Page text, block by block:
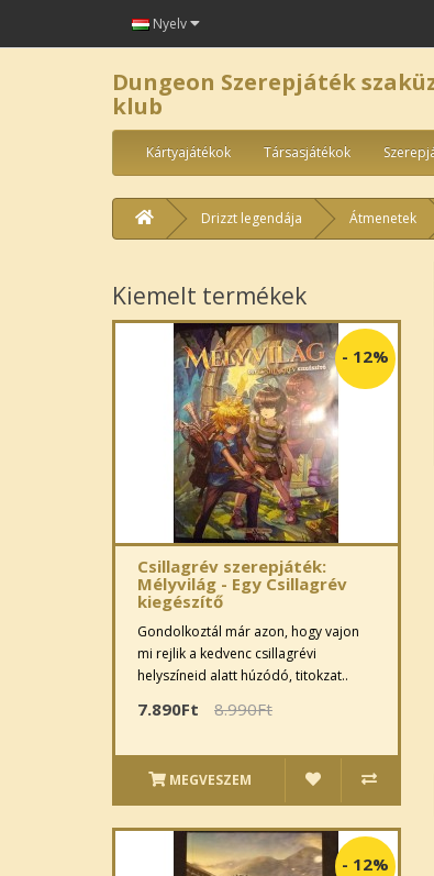
Nyelv
Dungeon Szerepjáték
klub
Kártyajátékok Társasjátékok
Drizzt legendája Átmenetek
Kiemelt termékek
- 12%
Csillagrév szerepjáték:
Mélyvilág - Egy Csillagrév
kiegészítő
Gondolkoztál már azon, hogy vajon
mi rejlik a kedvenc csillagrévi
helyszíneid alatt húzódó, titokzat..
7.890Ft 8.990Ft
MEGVESZEM
- 12%